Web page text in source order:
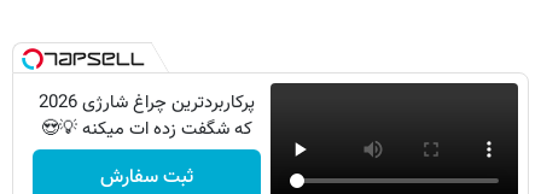
پرکاربردترین چراغ شارژی 2026
که شگفت زده ات میکنه 💡😍
ثبت سفارش